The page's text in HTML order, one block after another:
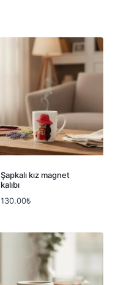
Şapkalı kız magnet
kalıbı
130.00₺